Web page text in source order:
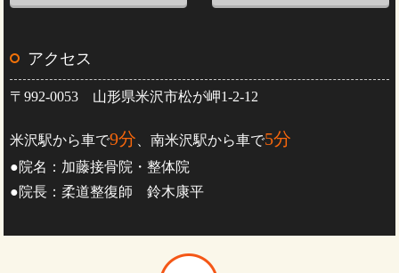
アクセス
〒992-0053 山形県米沢市松が岬1-2-12
米沢駅から車で9分 、南米沢駅から車で5分
●院名：加藤接骨院・整体院
●院長：柔道整復師 鈴木康平